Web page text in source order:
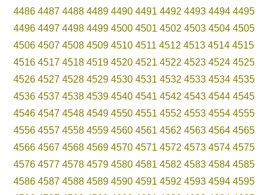
4486 4487 4488 4489 4490 4491 4492 4493 4494 4495
4496 4497 4498 4499 4500 4501 4502 4503 4504 4505
4506 4507 4508 4509 4510 4511 4512 4513 4514 4515
4516 4517 4518 4519 4520 4521 4522 4523 4524 4525
4526 4527 4528 4529 4530 4531 4532 4533 4534 4535
4536 4537 4538 4539 4540 4541 4542 4543 4544 4545
4546 4547 4548 4549 4550 4551 4552 4553 4554 4555
4556 4557 4558 4559 4560 4561 4562 4563 4564 4565
4566 4567 4568 4569 4570 4571 4572 4573 4574 4575
4576 4577 4578 4579 4580 4581 4582 4583 4584 4585
4586 4587 4588 4589 4590 4591 4592 4593 4594 4595